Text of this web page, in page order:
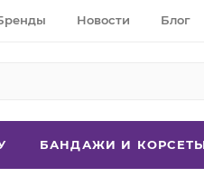
Новости Блог
БАНДАЖИ И